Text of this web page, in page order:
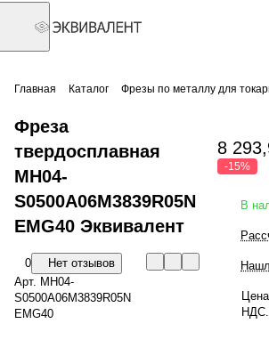
Главная Каталог Фрезы по металлу для
Фреза
твердосплавная
MH04-
S0500A06M3839R05N
EMG40 Эквивалент
0
Нет отзывов
Арт. MH04-
S0500A06M3839R05N
EMG40
8
-15%
В
НДС.